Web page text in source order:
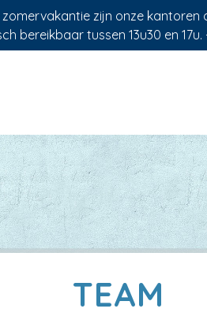
zijn onze
bereikbaar tussen 13u30 en 17u.
TEAM